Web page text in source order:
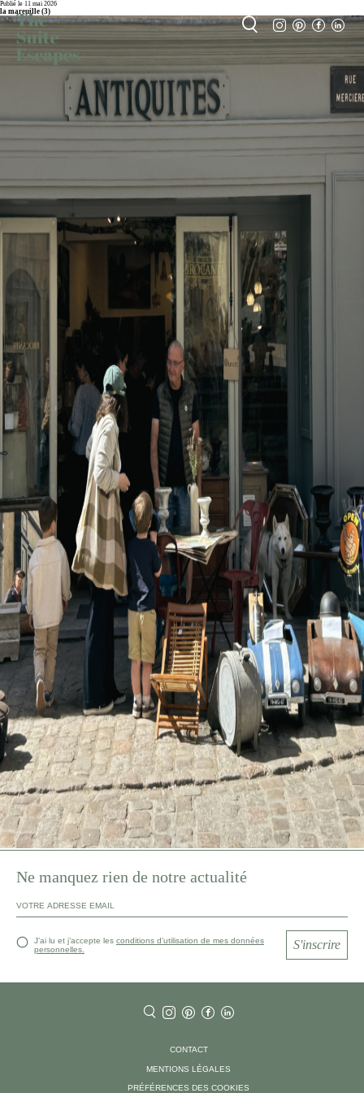
Publié le 11 mai 2026
la mareuille (3)
Ne manquez rien de notre actualité
J’ai lu et j’accepte les conditions d’utilisation de mes données
personnelles.
S'inscrire
CONTACT
MENTIONS LÉGALES
PRÉFÉRENCES DES COOKIES